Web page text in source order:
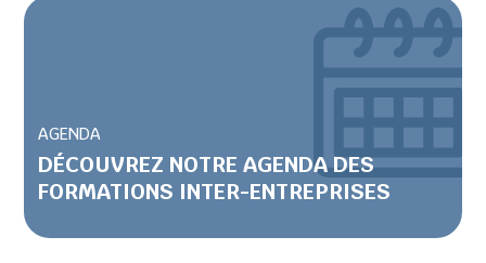
AGENDA
DÉCOUVREZ NOTRE AGENDA DES
FORMATIONS INTER-ENTREPRISES